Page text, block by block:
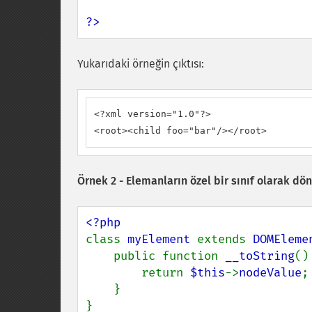
?>
Yukarıdaki örneğin çıktısı:
<?xml version="1.0"?>
<root><child foo="bar"/></root>
Örnek 2 - Elemanların özel bir sınıf olarak
class myElement extends
    public function
__toString()
        return
$this->nodeValue;
}